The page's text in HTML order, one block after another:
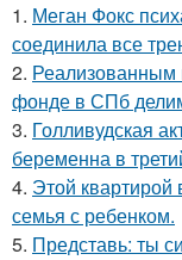
1. Меган Фокс
соединила все
2. Реализованным
фонде в СПб
3. Голливудская
беременна в
4. Этой
семья с ребенком.
5. Представь: ты